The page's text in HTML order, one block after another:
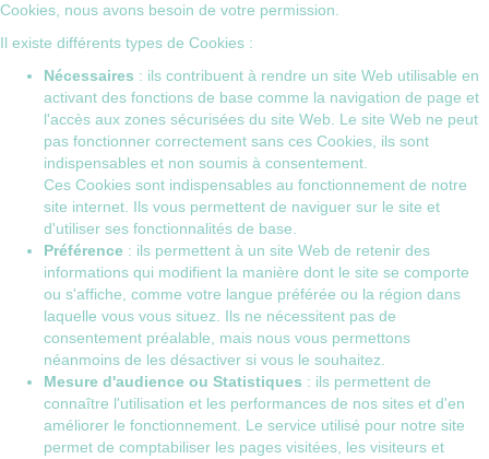
Cookies, nous avons besoin de votre permission.
Il existe différents types de Cookies :
Nécessaires : ils contribuent à rendre un site Web utilisable en
activant des fonctions de base comme la navigation de page et
l'accès aux zones sécurisées du site Web. Le site Web ne peut
pas fonctionner correctement sans ces Cookies, ils sont
indispensables et non soumis à consentement.
Ces Cookies sont indispensables au fonctionnement de notre
site internet. Ils vous permettent de naviguer sur le site et
d'utiliser ses fonctionnalités de base.
Préférence : ils permettent à un site Web de retenir des
informations qui modifient la manière dont le site se comporte
ou s'affiche, comme votre langue préférée ou la région dans
laquelle vous vous situez. Ils ne nécessitent pas de
consentement préalable, mais nous vous permettons
néanmoins de les désactiver si vous le souhaitez.
Mesure d'audience ou Statistiques : ils permettent de
connaître l'utilisation et les performances de nos sites et d'en
améliorer le fonctionnement. Le service utilisé pour notre site
permet de comptabiliser les pages visitées, les visiteurs et